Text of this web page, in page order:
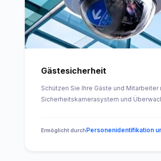
Gästesicherheit
Schützen Sie Ihre Gäste und
Sicherheitskamerasystem und
Ermöglicht durchPersonenidentifikation